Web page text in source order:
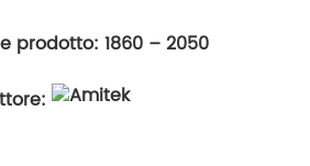
prodotto: 1860 – 2050